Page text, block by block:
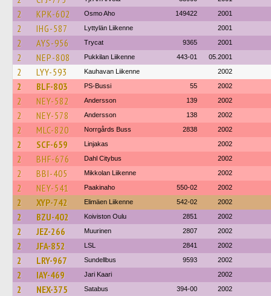
2 KPK-602 Osmo Aho 149422 2001
2 IHG-587 Lyttylän Liikenne 2001
2 AYS-956 Trycat 9365 2001
2 NEP-808 Pukkilan Liikenne 443-01 05.2001
2 LYY-593 Kauhavan Liikenne 2002
2 BLF-803 PS-Bussi 55 2002
2 NEY-582 Andersson 139 2002
2 NEY-578 Andersson 138 2002
2 MLC-820 Norrgårds Buss 2838 2002
2 SCF-659 Linjakas 2002
2 BHF-676 Dahl Citybus 2002
2 BBI-405 Mikkolan Liikenne 2002
2 NEY-541 Paakinaho 550-02 2002
2 XYP-742 Elimäen Liikenne 542-02 2002
2 BZU-402 Koiviston Oulu 2851 2002
2 JEZ-266 Muurinen 2807 2002
2 JFA-852 LSL 2841 2002
2 LRY-967 Sundellbus 9593 2002
2 IAY-469 Jari Kaari 2002
2 NEX-375 Satabus 394-00 2002